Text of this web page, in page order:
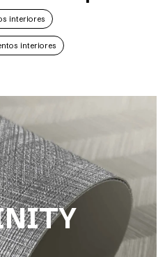
interiores
interiores